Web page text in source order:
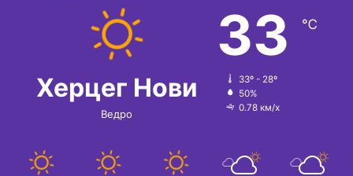
Херцег Нови
Ведро
33 ℃
33º - 28º
50%
0.78 км/х